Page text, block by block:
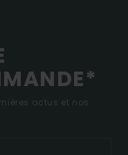
actus et nos